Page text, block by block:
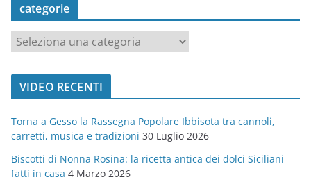
categorie
a
t
o
r
i
e
VIDEO RECENTI
Torna a Gesso la Rassegna Popolare Ibbisota tra cannoli,
carretti, musica e tradizioni 30 Luglio 2026
Biscotti di Nonna Rosina: la ricetta antica dei dolci Siciliani
fatti in casa 4 Marzo 2026